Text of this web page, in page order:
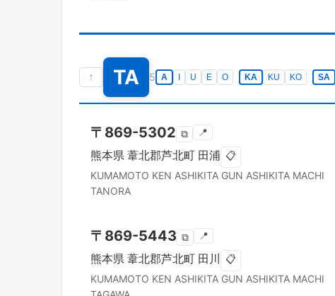
↑ TA 5 A U E O KA KU KO SA
〒 869-5302 ⧉ 📍
熊本県 葦北郡芦北町 田浦 📋
KUMAMOTO KEN ASHIKITA GUN ASHIKITA MACHI
TANORA
〒 869-5443 ⧉ 📍
熊本県 葦北郡芦北町 田川 📋
KUMAMOTO KEN ASHIKITA GUN ASHIKITA MACHI